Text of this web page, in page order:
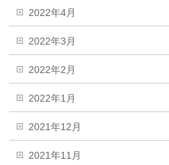
2022年4月
2022年3月
2022年2月
2022年1月
2021年12月
2021年11月